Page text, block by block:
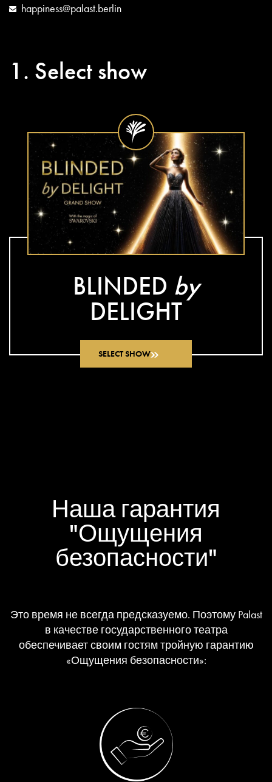
happiness@palast.berlin
1. Select show
BLINDED by
DELIGHT
SELECT SHOW
Наша гарантия
"Ощущения
безопасности"
Это время не всегда предсказуемо. Поэтому Palast
в качестве государственного театра
обеспечивает своим гостям тройную гарантию
«Ощущения безопасности»: